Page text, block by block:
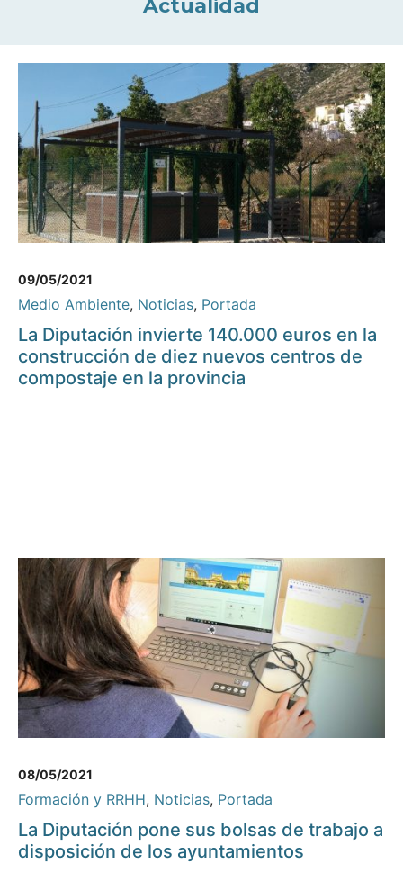
Actualidad
09/05/2021
Medio Ambiente, Noticias, Portada
La Diputación invierte 140.000 euros en la
construcción de diez nuevos centros de
compostaje en la provincia
08/05/2021
Formación y RRHH, Noticias, Portada
La Diputación pone sus bolsas de trabajo a
disposición de los ayuntamientos